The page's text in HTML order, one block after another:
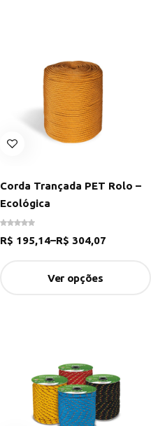
Corda Trançada PET Rolo –
Ecológica
R$ 195,14–R$ 304,07
Ver opções